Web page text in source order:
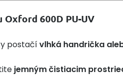
600D PU-UV
postačívlhká handrička
jemným čistiacim